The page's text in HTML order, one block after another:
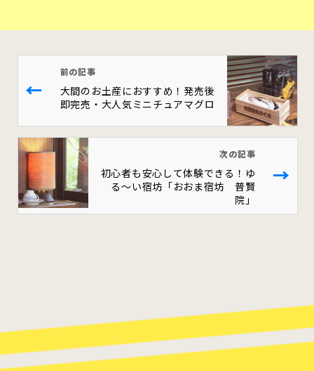
←
前の記事
大間のお土産におすすめ！発売後
即完売・大人気ミニチュアマグロ
次の記事
初心者も安心して体験できる！ゆ
る～い宿坊「おおま宿坊 普賢
院」
→